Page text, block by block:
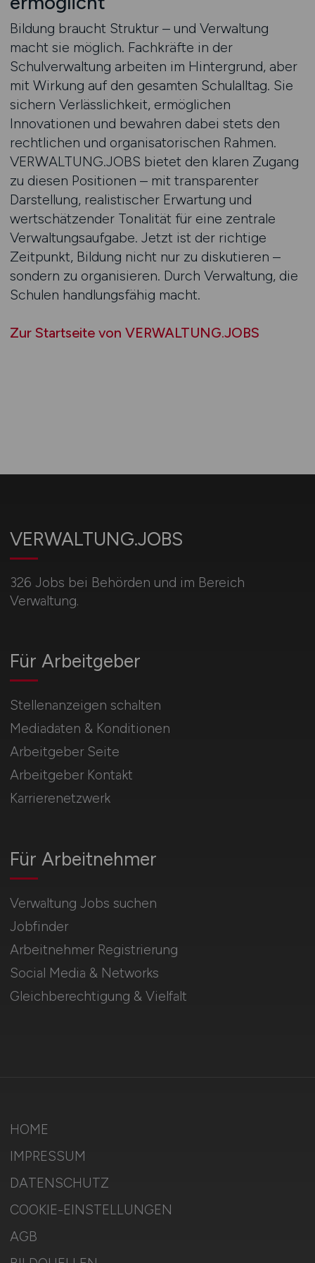
Bildung braucht Struktur – und Verwaltung
macht sie möglich. Fachkräfte in der
Schulverwaltung arbeiten im Hintergrund, aber
mit Wirkung auf den gesamten Schulalltag. Sie
sichern Verlässlichkeit, ermöglichen
Innovationen und bewahren dabei stets den
rechtlichen und organisatorischen Rahmen.
VERWALTUNG.JOBS bietet den klaren Zugang
zu diesen Positionen – mit transparenter
Darstellung, realistischer Erwartung und
wertschätzender Tonalität für eine zentrale
Verwaltungsaufgabe. Jetzt ist der richtige
Zeitpunkt, Bildung nicht nur zu diskutieren –
sondern zu organisieren. Durch Verwaltung, die
Schulen handlungsfähig macht.
Zur Startseite von VERWALTUNG.JOBS
VERWALTUNG.JOBS
326 Jobs bei Behörden und im Bereich
Verwaltung.
Für Arbeitnehmer
Verwaltung Jobs suchen
Jobfinder
Arbeitnehmer Registrierung
Social Media & Networks
Gleichberechtigung & Vielfalt
Für Arbeitgeber
Stellenanzeigen schalten
Mediadaten & Konditionen
Arbeitgeber Seite
Arbeitgeber Kontakt
Karrierenetzwerk
HOME
IMPRESSUM
DATENSCHUTZ
COOKIE-EINSTELLUNGEN
AGB